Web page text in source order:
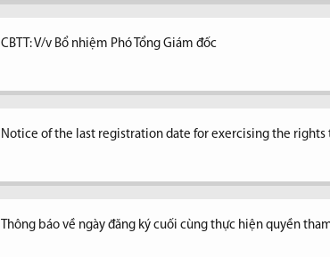
CBTT: V/v Bổ nhiệm Phó Tổng Giám đốc
Notice of the last registration date for exercising the
Thông báo về ngày đăng ký cuối cùng thực hiện quyền